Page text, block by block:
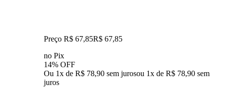
Preço R$ 67,85R$ 67,85
no Pix
14% OFF
Ou 1x de R$ 78,90 sem jurosou 1x de R$ 78,90 sem
juros